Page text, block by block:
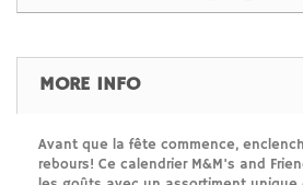
MORE INFO
Avant que la fête commence,
rebours! Ce calendrier M&M's and